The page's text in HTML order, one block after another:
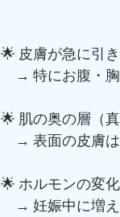
🌟 皮膚が急に引
→ 特にお腹・胸
🌟 肌の奥の層（
→ 表面の皮膚は
🌟 ホルモンの変
→ 妊娠中に増え